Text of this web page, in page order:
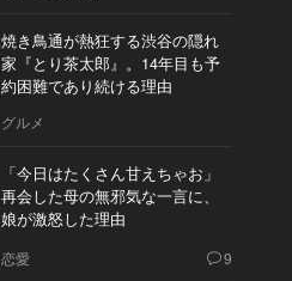
焼き鳥通が熱狂する渋谷の隠れ
家『とり茶太郎』。14年目も予
約困難であり続ける理由
グルメ
「今日はたくさん甘えちゃお」
再会した母の無邪気な一言に、
娘が激怒した理由
恋愛 9